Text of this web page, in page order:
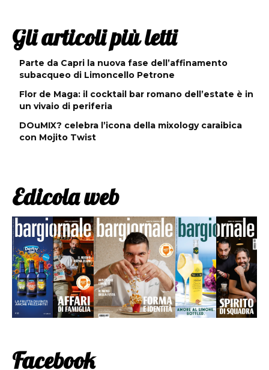
Gli articoli più letti
Parte da Capri la nuova fase dell’affinamento
subacqueo di Limoncello Petrone
Flor de Maga: il cocktail bar romano dell’estate è in
un vivaio di periferia
DOuMIX? celebra l’icona della mixology caraibica
con Mojito Twist
Edicola web
Facebook